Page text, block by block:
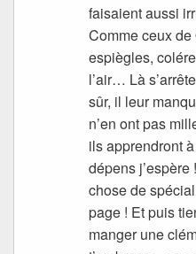
faisaient aussi
Comme ceux
espiègles,
l’air… Là
sûr, il leur
n’en ont pas
ils apprendront
dépens
chose de
page ! Et puis
manger une